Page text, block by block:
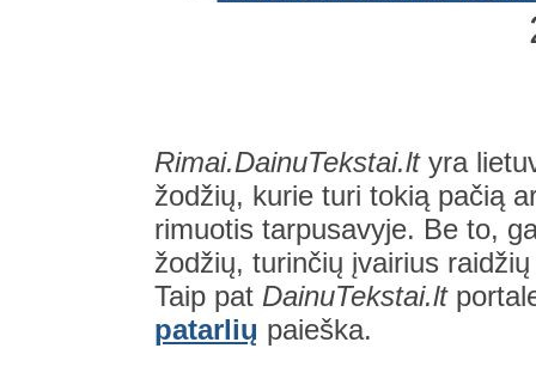
Rimai.DainuTekstai.ltyra
žodžių, kurie turi tokią pačią
rimuotis tarpusavyje. Be to,
žodžių, turinčių įvairius
Taip pat DainuTekstai.lt
patarlių paieška.